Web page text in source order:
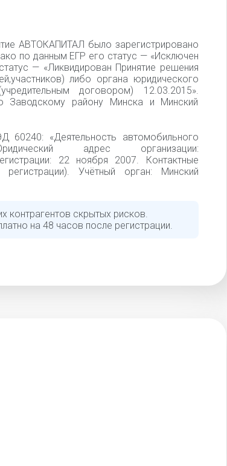
АВТОКАПИТАЛ было зарегистрировано
по данным ЕГР его статус — «Исключен
— «Ликвидирован Принятие решения
либо органа юридического
договором) 12.03.2015».
Заводскому району Минска и Минский
60240: «Деятельность автомобильного
адрес организации:
22 ноября 2007. Контактные
Учётный орган: Минский
контрагентов скрытых рисков.
на 48 часов после регистрации.